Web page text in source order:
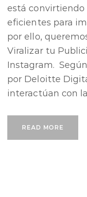
está convirtiendo
eficientes para
por ello,
Viralizar tu
Instagram.
por Deloitte
interactúan con
READ MORE